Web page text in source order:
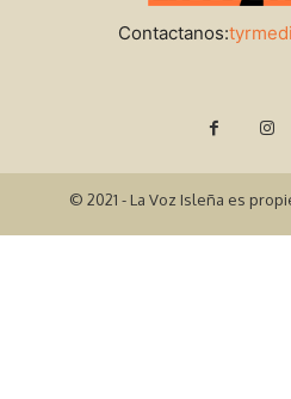
Contactanos:
© 2021 - La Voz Isleña es